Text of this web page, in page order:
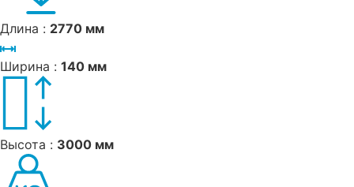
Длина : 2770 мм
Ширина : 140 мм
Высота : 3000 мм